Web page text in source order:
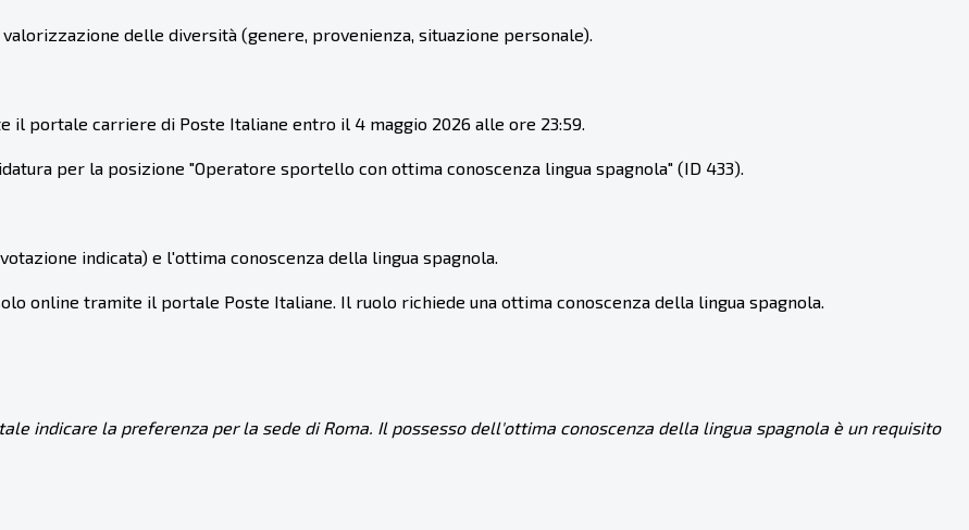
delle diversità (genere, provenienza, situazione personale).
il portale carriere di Poste Italiane entro il 4 maggio 2026 alle ore 23:59.
per la posizione "Operatore sportello con ottima conoscenza lingua spagnola" (ID 433).
indicata) e l'ottima conoscenza della lingua spagnola.
online tramite il portale Poste Italiane. Il ruolo richiede una ottima conoscenza della lingua spagnola.
indicare la preferenza per la sede di Roma. Il possesso dell'ottima conoscenza della lingua spagnola è un requisito